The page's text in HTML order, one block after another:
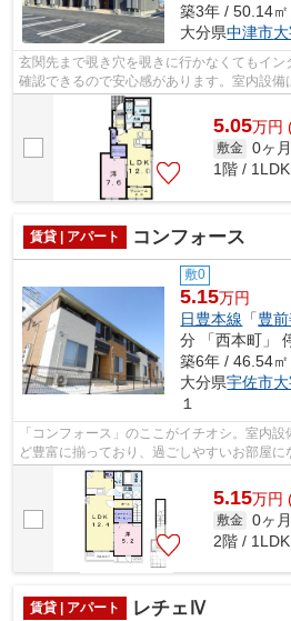
築3年 / 50.14㎡
大分県中津市
玄関先まで覗き穴を覗きに行かなくてもイ
確認できるので安心感があります。室内設備
充実した設備を備え付けています。収...
5.05万円
敷金 0ヶ月
1階 /
賃貸 | アパート コンフォース
敷0
5.15万円
日豊本線 「豊
分 「西本町」
築6年 / 46.54㎡
大分県宇佐市
１
「コンフォース」のここがイチオシ。室内
ど豊富に揃っており、過ごしやすいお部屋
配ボックスが付いているため、荷物を...
5.15万円
敷金 0ヶ月
2階 /
賃貸 | アパート レチェⅣ